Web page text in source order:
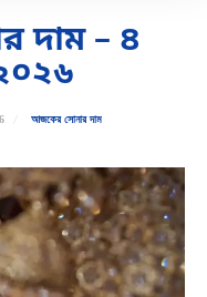
দাম – ৪
আজকের সোনার দাম